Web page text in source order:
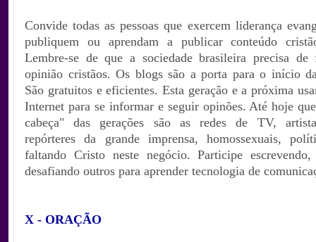
Convide todas as pessoas que exercem liderança
publiquem ou aprendam a publicar conteúdo
Lembre-se de que a sociedade brasileira precisa de
opinião cristãos. Os blogs são a porta para o início
São gratuitos e eficientes. Esta geração e a próxima
Internet para se informar e seguir opinões. Até hoje
cabeça" das gerações são as redes de TV,
repórteres da grande imprensa, homossexuais,
faltando Cristo neste negócio. Participe
desafiando outros para aprender tecnologia de
X - ORAÇÃO